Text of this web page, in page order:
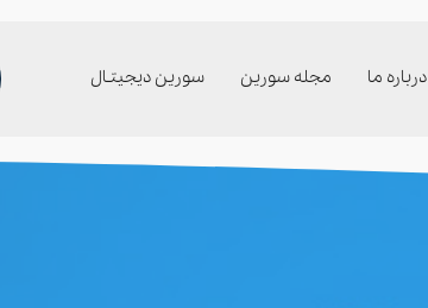
درباره ما مجله سورین سورین دیجیتـال